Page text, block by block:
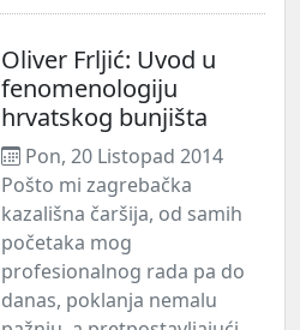
Oliver Frljić: Uvod u
fenomenologiju
hrvatskog bunjišta
Pon, 20 Listopad 2014
Pošto mi zagrebačka
kazališna čaršija, od samih
početaka mog
profesionalnog rada pa do
danas, poklanja nemalu